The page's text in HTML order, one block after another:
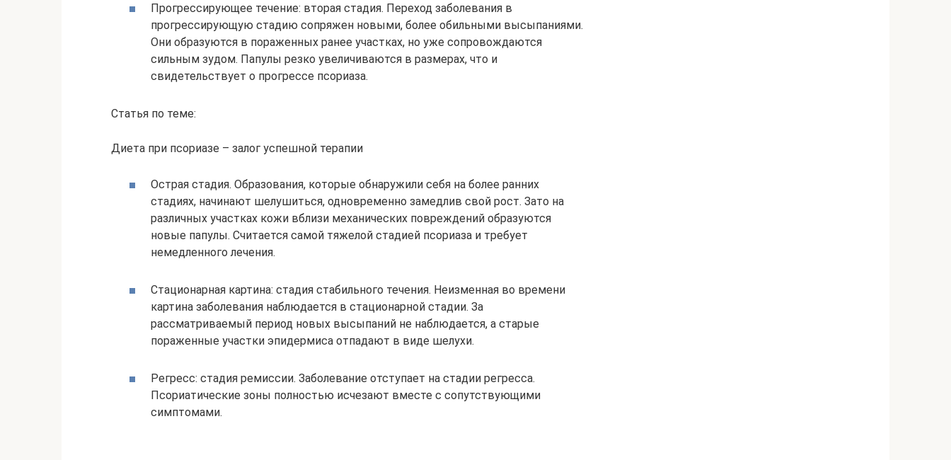
Прогрессирующее течение: вторая стадия. Переход заболевания в
прогрессирующую стадию сопряжен новыми, более обильными высыпаниями.
Они образуются в пораженных ранее участках, но уже сопровождаются
сильным зудом. Папулы резко увеличиваются в размерах, что и
свидетельствует о прогрессе псориаза.
Статья по теме:
Диета при псориазе – залог успешной терапии
Острая стадия. Образования, которые обнаружили себя на более ранних
стадиях, начинают шелушиться, одновременно замедлив свой рост. Зато на
различных участках кожи вблизи механических повреждений образуются
новые папулы. Считается самой тяжелой стадией псориаза и требует
немедленного лечения.
Стационарная картина: стадия стабильного течения. Неизменная во времени
картина заболевания наблюдается в стационарной стадии. За
рассматриваемый период новых высыпаний не наблюдается, а старые
пораженные участки эпидермиса отпадают в виде шелухи.
Регресс: стадия ремиссии. Заболевание отступает на стадии регресса.
Псориатические зоны полностью исчезают вместе с сопутствующими
симптомами.